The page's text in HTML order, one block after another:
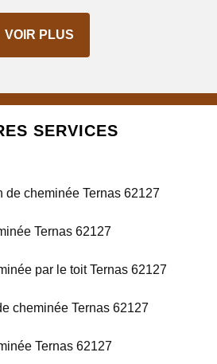
VOIR PLUS
SERVICES
de cheminée Ternas 62127
Ternas 62127
par le toit Ternas 62127
cheminée Ternas 62127
Ternas 62127